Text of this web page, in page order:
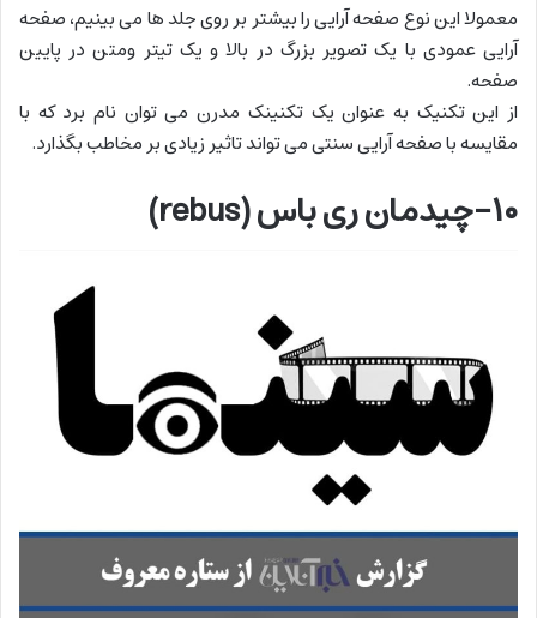
معمولا این نوع صفحه آرایی را بیشتر بر روی جلد ها می بینیم، صفحه
آرایی عمودی با یک تصویر بزرگ در بالا و یک تیتر ومتن در پایین
صفحه.
از این تکنیک به عنوان یک تکنینک مدرن می توان نام برد که با
مقایسه با صفحه آرایی سنتی می تواند تاثیر زیادی بر مخاطب بگذارد.
۱۰-چیدمان ری باس (rebus)